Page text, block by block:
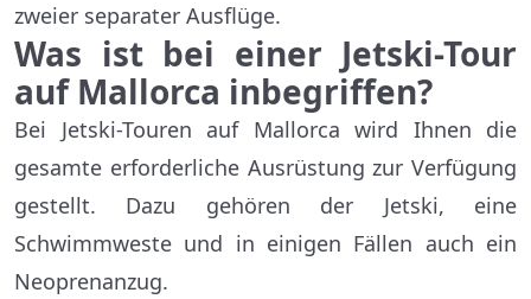
zweier separater Ausflüge.
Was ist bei einer Jetski-Tour
auf Mallorca inbegriffen?
Bei Jetski-Touren auf Mallorca wird Ihnen die
gesamte erforderliche Ausrüstung zur Verfügung
gestellt. Dazu gehören der Jetski, eine
Schwimmweste und in einigen Fällen auch ein
Neoprenanzug.